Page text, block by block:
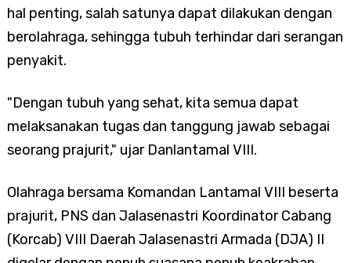
hal penting, salah satunya dapat dilakukan dengan
berolahraga, sehingga tubuh terhindar dari serangan
penyakit.
"Dengan tubuh yang sehat, kita semua dapat
melaksanakan tugas dan tanggung jawab sebagai
seorang prajurit," ujar Danlantamal VIII.
Olahraga bersama Komandan Lantamal VIII beserta
prajurit, PNS dan Jalasenastri Koordinator Cabang
(Korcab) VIII Daerah Jalasenastri Armada (DJA) II